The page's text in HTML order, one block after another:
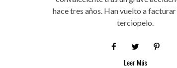
hace tres años. Han vuelto a
terciopelo.
Leer Más